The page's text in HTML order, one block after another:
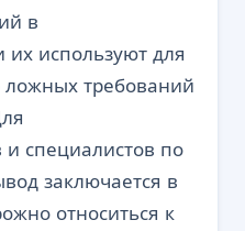
в
используют для
требований
специалистов по
заключается в
относиться к